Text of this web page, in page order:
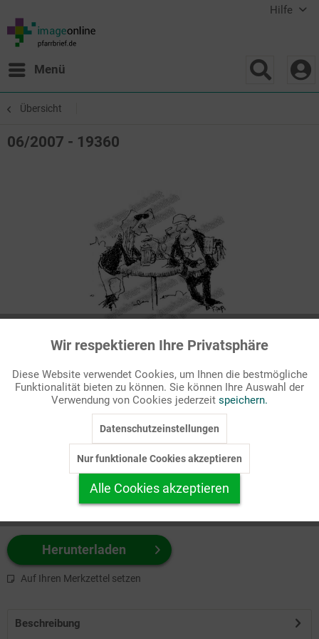
Hilfe
Menü
Übersicht
06/2007 - 19360
Passende Stichworte
Kirche
zuerst Ihr Produktformat aus.
z.B. Farbe-Grafik, Schwarz-Weiß-Grafik, mit/ohne Text ...
Herunterladen
Auf Ihren Merkzettel setzen
Beschreibung
Funktionale Aktiv
Marketing Inaktiv
Personalisierung Inaktiv
Service
Wir respektieren Ihre Privatsphäre
Diese Website verwendet Cookies, um Ihnen die bestmögliche
Funktionalität bieten zu können. Sie können Ihre Auswahl der
Verwendung von Cookies jederzeit speichern.
Datenschutzeinstellungen
Nur funktionale Cookies akzeptieren
Alle Cookies akzeptieren